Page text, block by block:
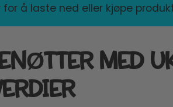
å laste ned eller kjøpe
MED